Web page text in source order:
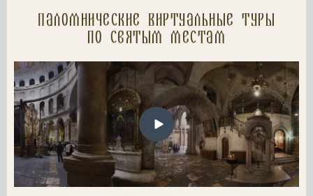
Паломнические Виртуальные туры
по святым местам